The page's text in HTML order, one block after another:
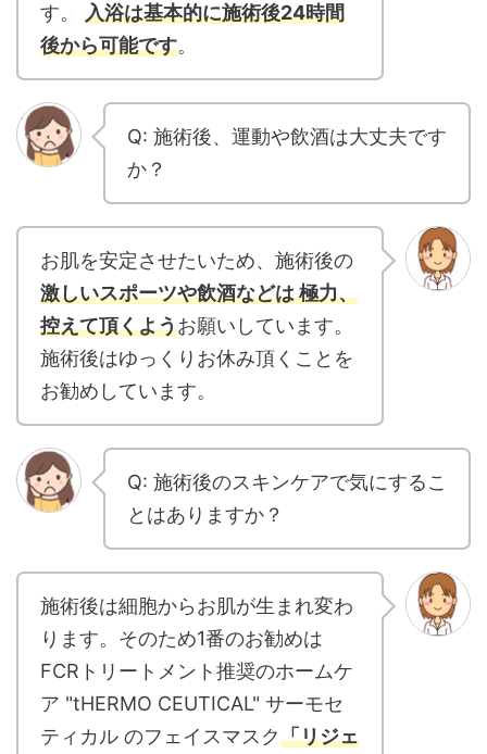
す。 入浴は基本的に施術後24時間
後から可能です。
Q: 施術後、運動や飲酒は大丈夫です
か？
お肌を安定させたいため、施術後の
激しいスポーツや飲酒などは 極力、
控えて頂くようお願いしています。
施術後はゆっくりお休み頂くことを
お勧めしています。
Q: 施術後のスキンケアで気にするこ
とはありますか？
施術後は細胞からお肌が生まれ変わ
ります。そのため1番のお勧めは
FCRトリートメント推奨のホームケ
ア "tHERMO CEUTICAL" サーモセ
ティカル のフェイスマスク「リジェ